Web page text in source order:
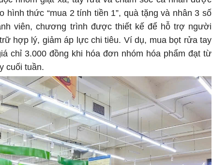
hình thức “mua 2 tính tiền 1”, quà tặng và nhân 3 số
viên, chương trình được thiết kế để hỗ trợ người
hợp lý, giảm áp lực chi tiêu. Ví dụ, mua bọt rửa tay
chỉ 3.000 đồng khi hóa đơn nhóm hóa phẩm đạt từ
cuối tuần.